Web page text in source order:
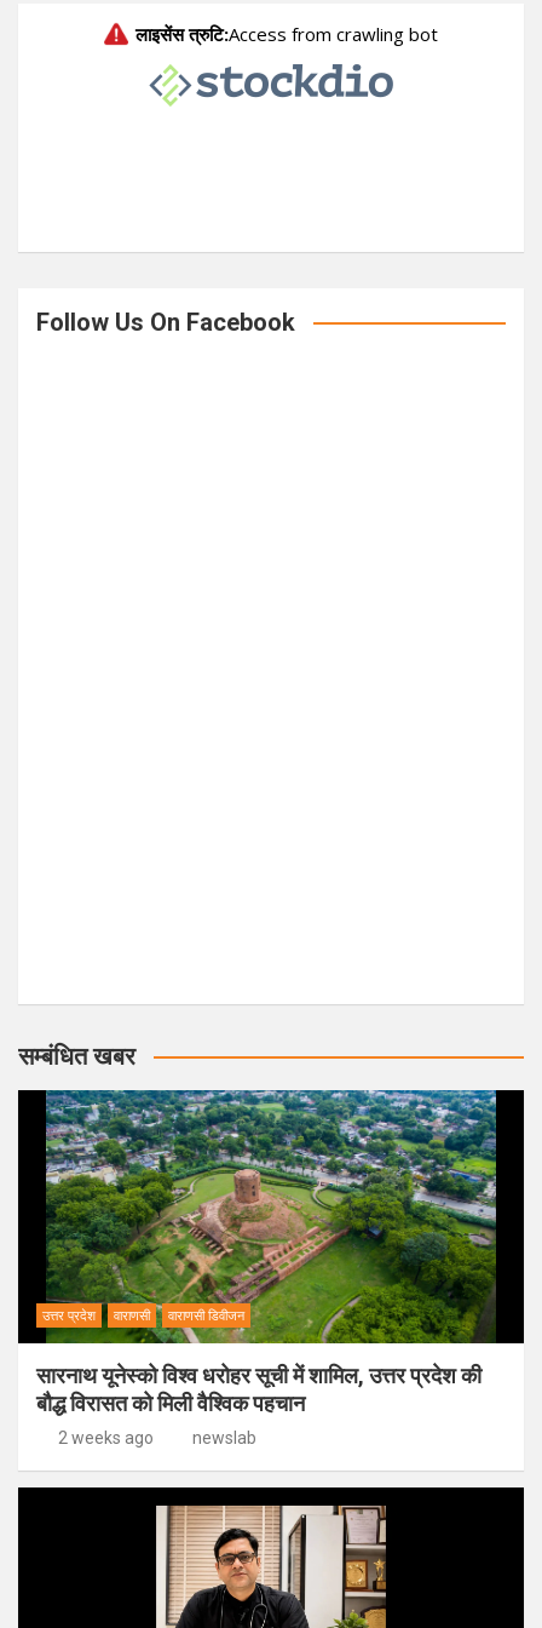
Follow Us On Facebook
सम्बंधित खबर
उत्तर प्रदेश वाराणसी वाराणसी डिवीजन
सारनाथ यूनेस्को विश्व धरोहर सूची में शामिल, उत्तर प्रदेश की
बौद्ध विरासत को मिली वैश्विक पहचान
2 weeks ago newslab